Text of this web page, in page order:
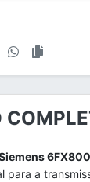
para a